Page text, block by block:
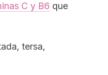
C y B6 que
tersa,